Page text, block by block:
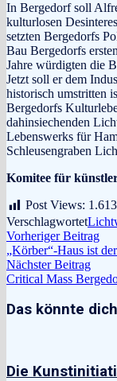
In Bergedorf soll
kulturlosen
setzten Bergedorfs
Bau Bergedorfs
Jahre würdigten die
Jetzt soll er dem
historisch umstritten
Bergedorfs
dahinsiechenden
Lebenswerks für
Schleusengraben
Komitee für
Post Views: 1.613
Verschlagwortet
Vorheriger Beitrag
„Körber“-Haus ist
Nächster Beitrag
Critical Mass
Das könnte
Die